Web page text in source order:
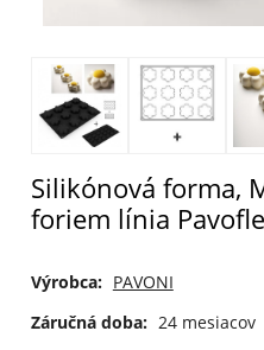
Silikónová forma,
foriem línia
Výrobca: PAVONI
Záručná doba: 24 mesiacov